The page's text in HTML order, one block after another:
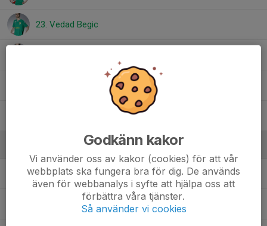
23. Vedad Begic
Adis PuricHuvudtränare
Daniel Hellberg Ledare
Godkänn kakor
Vi använder oss av kakor (cookies) för att vår
webbplats ska fungera bra för dig. De används
även för webbanalys i syfte att hjälpa oss att
förbättra våra tjänster.
Så använder vi cookies